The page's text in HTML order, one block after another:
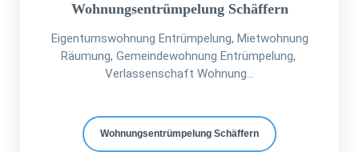
Wohnungsentrümpelung Schäffern
Eigentumswohnung Entrümpelung, Mietwohnung
Räumung, Gemeindewohnung Entrümpelung,
Verlassenschaft Wohnung...
Wohnungsentrümpelung Schäffern